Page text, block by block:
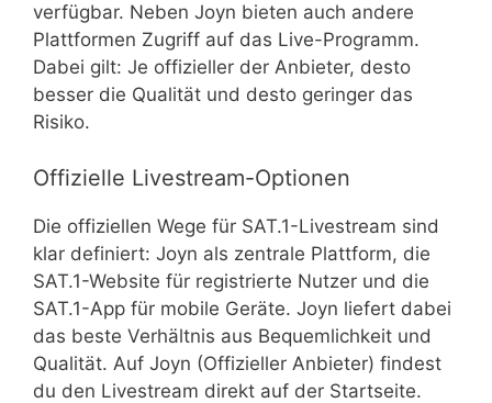
verfügbar. Neben Joyn bieten auch andere
Plattformen Zugriff auf das Live-Programm.
Dabei gilt: Je offizieller der Anbieter, desto
besser die Qualität und desto geringer das
Risiko.
Offizielle Livestream-Optionen
Die offiziellen Wege für SAT.1-Livestream sind
klar definiert: Joyn als zentrale Plattform, die
SAT.1-Website für registrierte Nutzer und die
SAT.1-App für mobile Geräte. Joyn liefert dabei
das beste Verhältnis aus Bequemlichkeit und
Qualität. Auf Joyn (Offizieller Anbieter) findest
du den Livestream direkt auf der Startseite.